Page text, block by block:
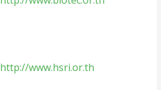
http://www.hsri.or.th